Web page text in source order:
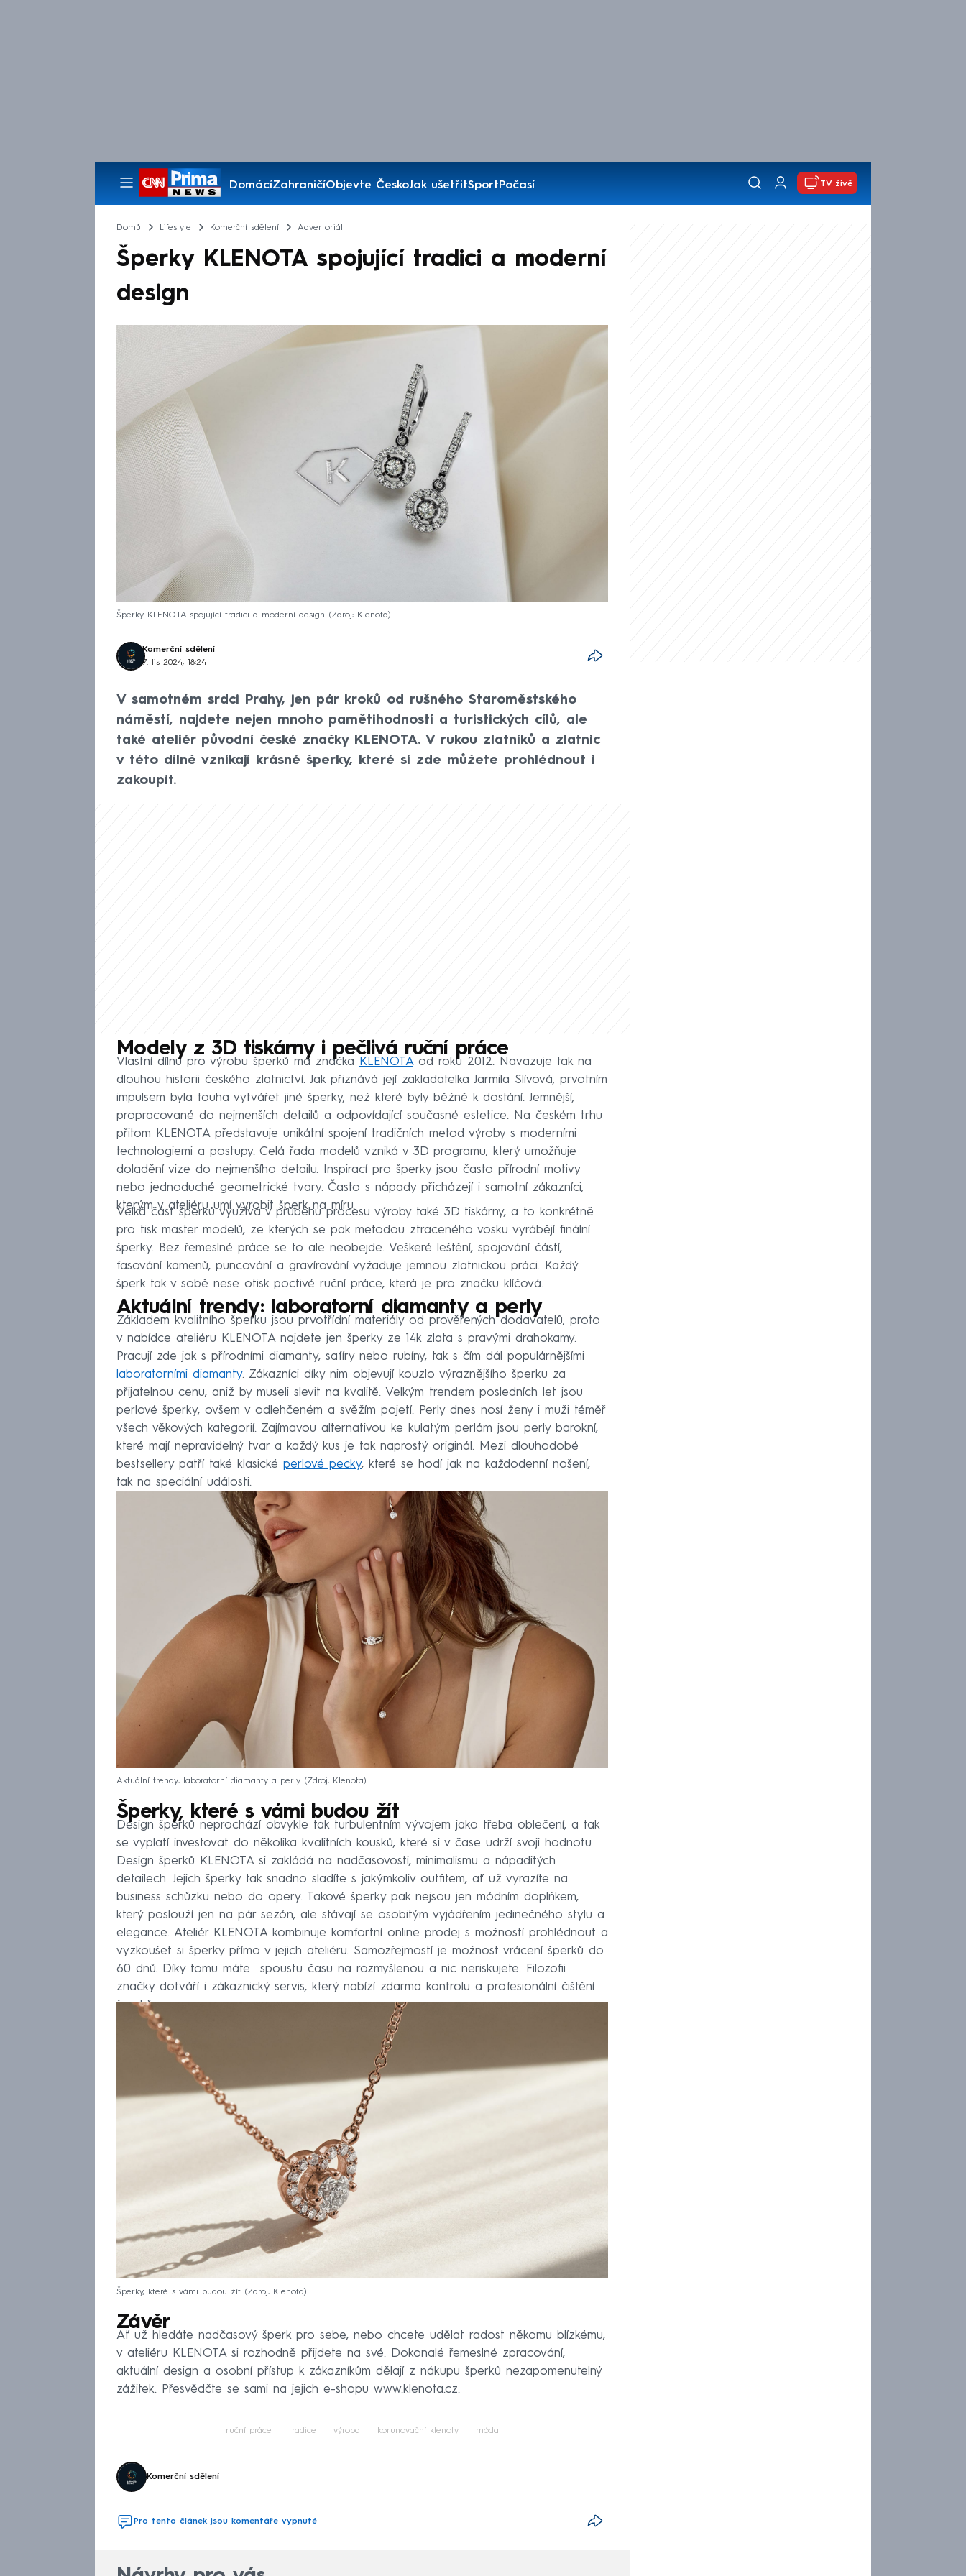
DomácíZahraničíObjevte ČeskoJak ušetřitSportPočasí
Pořady
TV živě
Domů Lifestyle Komerční sdělení Advertoriál
Šperky KLENOTA spojující tradici a moderní
design
Šperky KLENOTA spojující tradici a moderní design Zdroj: Klenota
Komerční sdělení
7. lis 2024, 18:24
V samotném srdci Prahy, jen pár kroků od rušného Staroměstského
náměstí, najdete nejen mnoho pamětihodností a turistických cílů, ale
také ateliér původní české značky KLENOTA. V rukou zlatníků a zlatnic
v této dílně vznikají krásné šperky, které si zde můžete prohlédnout i
zakoupit.
Modely z 3D tiskárny i pečlivá ruční práce
Vlastní dílnu pro výrobu šperků má značka KLENOTAod roku 2012. Navazuje tak na
dlouhou historii českého zlatnictví. Jak přiznává její zakladatelka Jarmila Slívová, prvotním
impulsem byla touha vytvářet jiné šperky, než které byly běžně k dostání. Jemnější,
propracované do nejmenších detailů a odpovídající současné estetice. Na českém trhu
přitom KLENOTA představuje unikátní spojení tradičních metod výroby s moderními
technologiemi a postupy. Celá řada modelů vzniká v 3D programu, který umožňuje
doladění vize do nejmenšího detailu. Inspirací pro šperky jsou často přírodní motivy
nebo jednoduché geometrické tvary. Často s nápady přicházejí i samotní zákazníci,
kterým v ateliéru umí vyrobit šperk na míru.
Velká část šperků využívá v průběhu procesu výroby také 3D tiskárny, a to konkrétně
pro tisk master modelů, ze kterých se pak metodou ztraceného vosku vyrábějí finální
šperky. Bez řemeslné práce se to ale neobejde. Veškeré leštění, spojování částí,
fasování kamenů, puncování a gravírování vyžaduje jemnou zlatnickou práci. Každý
šperk tak v sobě nese otisk poctivé ruční práce, která je pro značku klíčová.
Aktuální trendy: laboratorní diamanty a perly
Základem kvalitního šperku jsou prvotřídní materiály od prověřených dodavatelů, proto
v nabídce ateliéru KLENOTA najdete jen šperky ze 14k zlata s pravými drahokamy.
Pracují zde jak s přírodními diamanty, safíry nebo rubíny, tak s čím dál populárnějšími
laboratorními diamanty. Zákazníci díky nim objevují kouzlo výraznějšího šperku za
přijatelnou cenu, aniž by museli slevit na kvalitě. Velkým trendem posledních let jsou
perlové šperky, ovšem v odlehčeném a svěžím pojetí. Perly dnes nosí ženy i muži téměř
všech věkových kategorií. Zajímavou alternativou ke kulatým perlám jsou perly barokní,
které mají nepravidelný tvar a každý kus je tak naprostý originál. Mezi dlouhodobé
bestsellery patří také klasické perlové pecky, které se hodí jak na každodenní nošení,
tak na speciální události.
Aktuální trendy: laboratorní diamanty a perly Zdroj: Klenota
Šperky, které s vámi budou žít
Design šperků neprochází obvykle tak turbulentním vývojem jako třeba oblečení, a tak
se vyplatí investovat do několika kvalitních kousků, které si v čase udrží svoji hodnotu.
Design šperků KLENOTA si zakládá na nadčasovosti, minimalismu a nápaditých
detailech. Jejich šperky tak snadno sladíte s jakýmkoliv outfitem, ať už vyrazíte na
business schůzku nebo do opery. Takové šperky pak nejsou jen módním doplňkem,
který poslouží jen na pár sezón, ale stávají se osobitým vyjádřením jedinečného stylu a
elegance. Ateliér KLENOTA kombinuje komfortní online prodej s možností prohlédnout a
vyzkoušet si šperky přímo v jejich ateliéru. Samozřejmostí je možnost vrácení šperků do
60 dnů. Díky tomu máte spoustu času na rozmyšlenou a nic neriskujete. Filozofii
značky dotváří i zákaznický servis, který nabízí zdarma kontrolu a profesionální čištění
šperků.
Šperky, které s vámi budou žít Zdroj: Klenota
Závěr
Ať už hledáte nadčasový šperk pro sebe, nebo chcete udělat radost někomu blízkému,
v ateliéru KLENOTA si rozhodně přijdete na své. Dokonalé řemeslné zpracování,
aktuální design a osobní přístup k zákazníkům dělají z nákupu šperků nezapomenutelný
zážitek. Přesvědčte se sami na jejich e-shopu www.klenota.cz.
ruční práce tradice výroba korunovační klenoty móda
Komerční sdělení
Pro tento článek jsou komentáře vypnuté